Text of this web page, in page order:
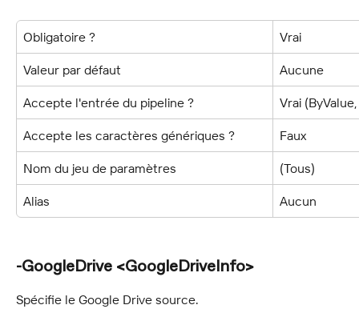
Obligatoire ? Vrai
Valeur par défaut Aucune
Accepte l'entrée du pipeline ? Vrai
Accepte les caractères génériques ? Faux
Nom du jeu de paramètres (Tous)
Alias Aucun
-GoogleDrive <GoogleDriveInfo>
Spécifie le Google Drive source.